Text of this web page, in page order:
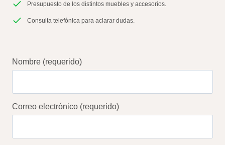
Presupuesto de los distintos muebles y accesorios.
Consulta telefónica para aclarar dudas.
Nombre (requerido)
Correo electrónico (requerido)